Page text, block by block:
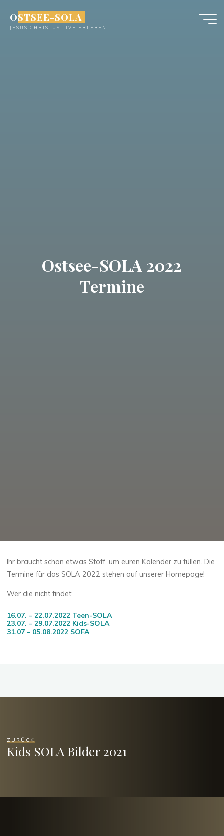
Inhalt
springen
OSTSEE-SOLA
JESUS CHRISTUS LIVE ERLEBEN
Ostsee-SOLA 2022
Termine
Ihr braucht schon etwas Stoff, um euren Kalender zu füllen. Die
Termine für das SOLA 2022 stehen auf unserer Homepage!
Wer die nicht findet:
16.07. – 22.07.2022 Teen-SOLA
23.07. – 29.07.2022 Kids-SOLA
31.07 – 05.08.2022 SOFA
ZURÜCK
Kids SOLA Bilder 2021